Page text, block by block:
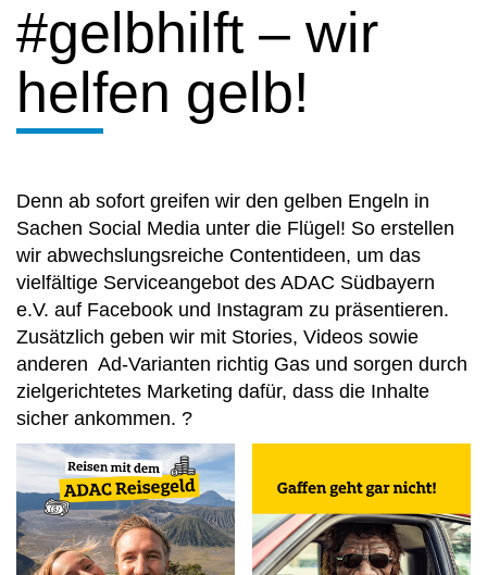
#gelbhilft – wir
helfen gelb!
Denn ab sofort greifen wir den gelben Engeln in
Sachen Social Media unter die Flügel! So erstellen
wir abwechslungsreiche Contentideen, um das
vielfältige Serviceangebot des ADAC Südbayern
e.V. auf Facebook und Instagram zu präsentieren.
Zusätzlich geben wir mit Stories, Videos sowie
anderen Ad-Varianten richtig Gas und sorgen durch
zielgerichtetes Marketing dafür, dass die Inhalte
sicher ankommen. ?